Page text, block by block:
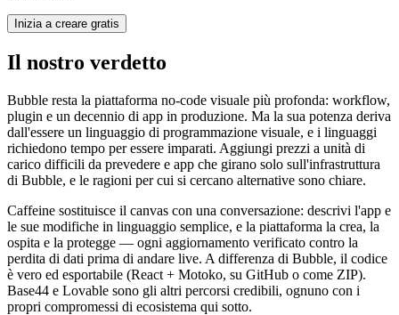
Inizia a creare gratis
Il nostro verdetto
Bubble resta la piattaforma no-code visuale più profonda: workflow,
plugin e un decennio di app in produzione. Ma la sua potenza deriva
dall'essere un linguaggio di programmazione visuale, e i linguaggi
richiedono tempo per essere imparati. Aggiungi prezzi a unità di
carico difficili da prevedere e app che girano solo sull'infrastruttura
di Bubble, e le ragioni per cui si cercano alternative sono chiare.
Caffeine sostituisce il canvas con una conversazione: descrivi l'app e
le sue modifiche in linguaggio semplice, e la piattaforma la crea, la
ospita e la protegge — ogni aggiornamento verificato contro la
perdita di dati prima di andare live. A differenza di Bubble, il codice
è vero ed esportabile (React + Motoko, su GitHub o come ZIP).
Base44 e Lovable sono gli altri percorsi credibili, ognuno con i
propri compromessi di ecosistema qui sotto.